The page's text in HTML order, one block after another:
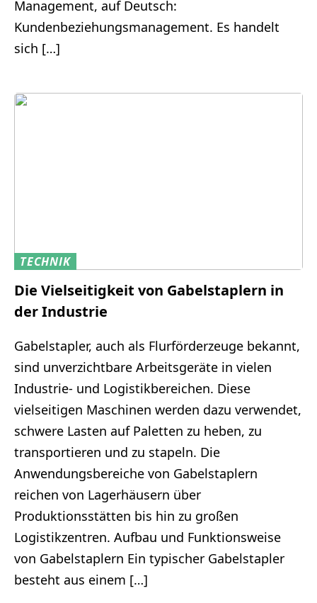
Management, auf Deutsch:
Kundenbeziehungsmanagement. Es handelt
sich […]
TECHNIK
Die Vielseitigkeit von Gabelstaplern in
der Industrie
Gabelstapler, auch als Flurförderzeuge bekannt,
sind unverzichtbare Arbeitsgeräte in vielen
Industrie- und Logistikbereichen. Diese
vielseitigen Maschinen werden dazu verwendet,
schwere Lasten auf Paletten zu heben, zu
transportieren und zu stapeln. Die
Anwendungsbereiche von Gabelstaplern
reichen von Lagerhäusern über
Produktionsstätten bis hin zu großen
Logistikzentren. Aufbau und Funktionsweise
von Gabelstaplern Ein typischer Gabelstapler
besteht aus einem […]